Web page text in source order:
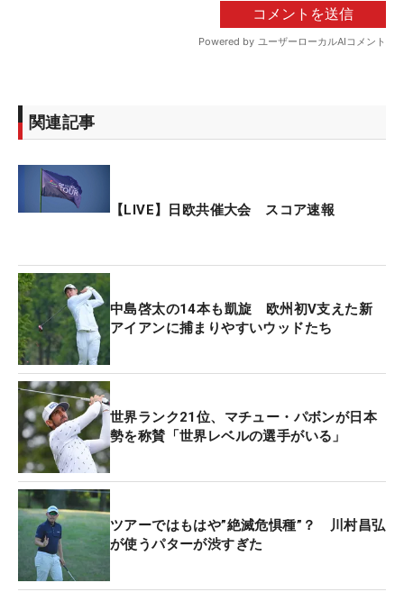
関連記事
【LIVE】日欧共催大会 スコア速報
中島啓太の14本も凱旋 欧州初V支えた新
アイアンに捕まりやすいウッドたち
世界ランク21位、マチュー・パボンが日本
勢を称賛「世界レベルの選手がいる」
ツアーではもはや”絶滅危惧種”？ 川村昌弘
が使うパターが渋すぎた